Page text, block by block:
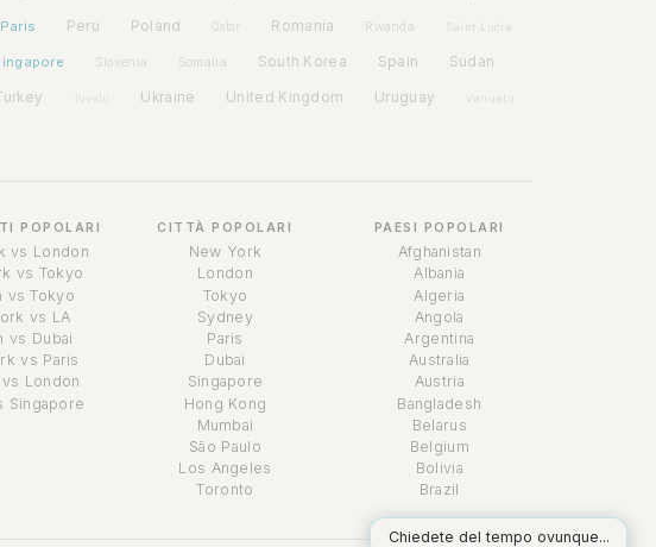
Paris Peru Poland Qatar Romania Rwanda Saint Lucia
Slovenia Somalia South Korea Spain Sudan
Tuvalu Ukraine United Kingdom Uruguay Vanuatu
POPOLARI
vs London
vs Tokyo
vs Tokyo
vs LA
vs Dubai
vs Paris
London
Singapore
CITTÀ POPOLARI
New York
London
Tokyo
Sydney
Paris
Dubai
Singapore
Hong Kong
Mumbai
São Paulo
Los Angeles
Toronto
PAESI POPOLARI
Afghanistan
Albania
Algeria
Angola
Argentina
Australia
Austria
Bangladesh
Belarus
Belgium
Bolivia
Brazil
Chiedete del tempo ovunque...
Assistente a tempo
Online